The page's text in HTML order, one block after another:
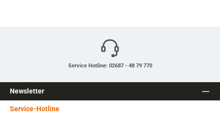
Service Hotline: 02687 - 48 79 770
Newsletter
Service-Hotline